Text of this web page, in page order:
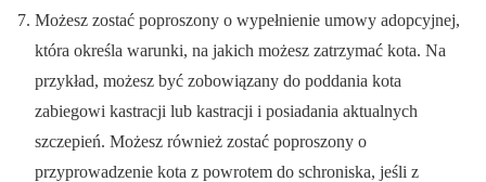
Możesz zostać poproszony o wypełnienie umowy adopcyjnej,
która określa warunki, na jakich możesz zatrzymać kota. Na
przykład, możesz być zobowiązany do poddania kota
zabiegowi kastracji lub kastracji i posiadania aktualnych
szczepień. Możesz również zostać poproszony o
przyprowadzenie kota z powrotem do schroniska, jeśli z